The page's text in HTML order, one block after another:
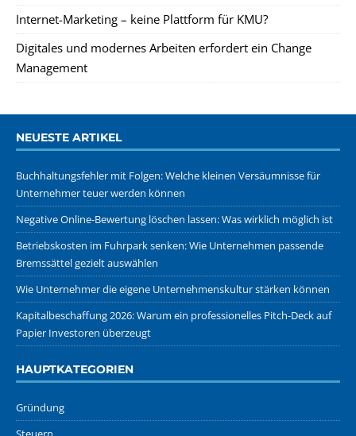
Internet-Marketing – keine Plattform für KMU?
Digitales und modernes Arbeiten erfordert ein Change
Management
NEUESTE ARTIKEL
Buchhaltungsfehler mit Folgen: Welche kleinen Versäumnisse für
Unternehmer teuer werden können
Negative Online-Bewertung löschen lassen: Was wirklich möglich ist
Betriebskosten im Fuhrpark senken: Wie Unternehmen passende
Bremssättel gezielt auswählen
Wie Unternehmer die eigene Unternehmenskultur stärken können
Kapitalbeschaffung 2026: Warum ein professionelles Pitch-Deck auf
Papier Investoren überzeugt
HAUPTKATEGORIEN
Gründung